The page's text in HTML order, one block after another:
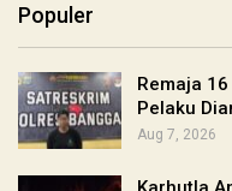
Populer
Remaja
Pelaku
Aug 7, 2026